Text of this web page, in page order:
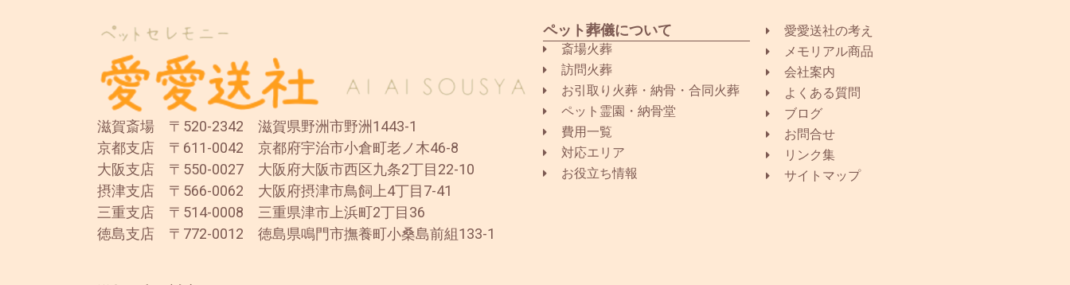
滋賀斎場 〒520-2342 滋賀県野洲市野洲1443-1
京都支店 〒611-0042 京都府宇治市小倉町老ノ木46-8
大阪支店 〒550-0027 大阪府大阪市西区九条2丁目22-10
摂津支店 〒566-0062 大阪府摂津市鳥飼上4丁目7-41
三重支店 〒514-0008 三重県津市上浜町2丁目36
徳島支店 〒772-0012 徳島県鳴門市撫養町小桑島前組133-1
ペット葬儀について
斎場火葬
訪問火葬
お引取り火葬・納骨・合同火葬
ペット霊園・納骨堂
費用一覧
対応エリア
お役立ち情報
愛愛送社の考え
メモリアル商品
会社案内
よくある質問
ブログ
お問合せ
リンク集
サイトマップ